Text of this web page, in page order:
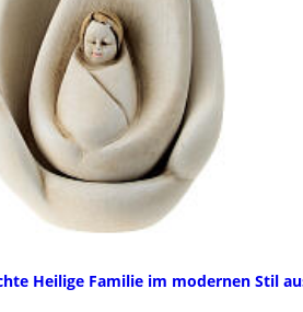
Heilige Familie im modernen Stil